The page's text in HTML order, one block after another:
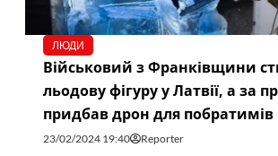
ЛЮДИ
Військовий з Франківщини
льодову фігуру у Латвії, а за
придбав дрон для побратимів
23/02/2024 19:40 Reporter